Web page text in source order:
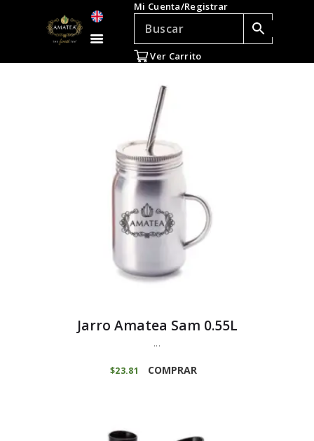
Mi Cuenta/Registrar
Ver Carrito
TÉ E INFUSIONES
ACCESORIOS
REGALOS
VENTAS AL POR
MAYOR
Jarro Amatea Sam 0.55L
...
$23 81 COMPRAR